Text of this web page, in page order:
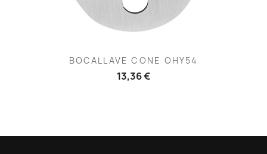
BOCALLAVE CONE OHY54
13,36 €